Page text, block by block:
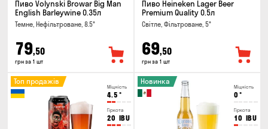
Пиво Volynski Browar Big Man
English Barleywine 0.35л
Темне, Нефільтроване, 8.5°
79,50
грн за 1 шт
Пиво Heineken Lager Beer
Premium Quality 0.5л
Світле, Фільтроване, 5°
69,50
грн за 1 шт
Міцність
4.5 °
Гіркота
20 IBU
Топ продажів
Міцність
0 °
Гіркота
10 IBU
Новинка